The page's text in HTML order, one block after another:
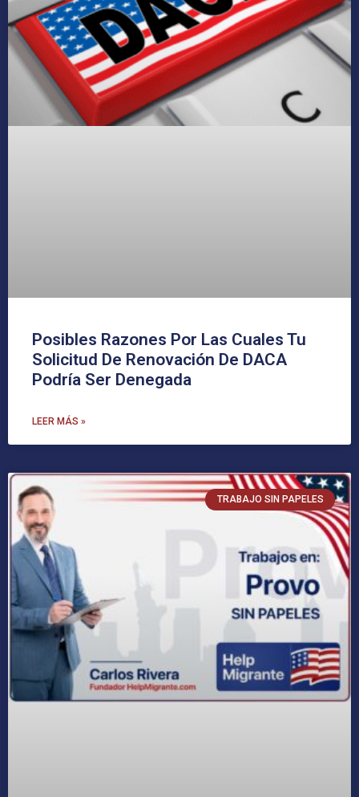
Posibles Razones Por Las Cuales Tu
Solicitud De Renovación De DACA
Podría Ser Denegada
LEER MÁS »
TRABAJO SIN PAPELES